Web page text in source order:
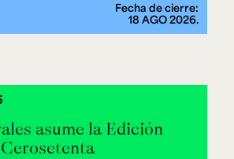
Fecha de cierre:
18 AGO 2026.
asume la Edición